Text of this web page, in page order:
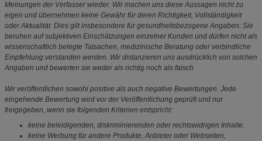
Meinungen der Verfasser wieder. Wir machen uns diese Aussagen nicht zu
eigen und übernehmen keine Gewähr für deren Richtigkeit, Vollständigkeit
oder Aktualität. Dies gilt insbesondere für gesundheitsbezogene Angaben: Sie
beruhen auf subjektiven Einschätzungen einzelner Kunden und dürfen nicht als
wissenschaftlich belegte Tatsachen, medizinische Beratung oder verbindliche
Empfehlung verstanden werden. Wir distanzieren uns ausdrücklich von solchen
Angaben und bewerten sie weder als richtig noch als falsch.
Wir veröffentlichen sowohl positive als auch negative Bewertungen. Jede
eingehende Bewertung wird vor der Veröffentlichung geprüft und nur
freigegeben, wenn sie folgenden Kriterien entspricht:
keine beleidigenden, diskriminierenden oder rechtswidrigen Inhalte,
keine Werbung für andere Produkte, Anbieter oder Webseiten,